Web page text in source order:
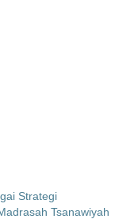
Strategi
Tsanawiyah